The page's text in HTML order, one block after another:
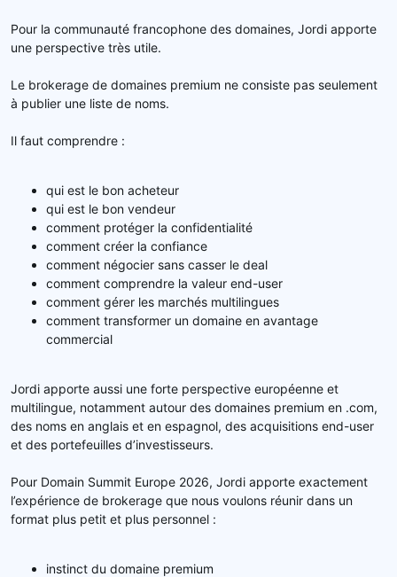
Pour la communauté francophone des domaines, Jordi apporte
une perspective très utile.
Le brokerage de domaines premium ne consiste pas seulement
à publier une liste de noms.
Il faut comprendre :
qui est le bon acheteur
qui est le bon vendeur
comment protéger la confidentialité
comment créer la confiance
comment négocier sans casser le deal
comment comprendre la valeur end-user
comment gérer les marchés multilingues
comment transformer un domaine en avantage
commercial
Jordi apporte aussi une forte perspective européenne et
multilingue, notamment autour des domaines premium en .com,
des noms en anglais et en espagnol, des acquisitions end-user
et des portefeuilles d’investisseurs.
Pour Domain Summit Europe 2026, Jordi apporte exactement
l’expérience de brokerage que nous voulons réunir dans un
format plus petit et plus personnel :
instinct du domaine premium